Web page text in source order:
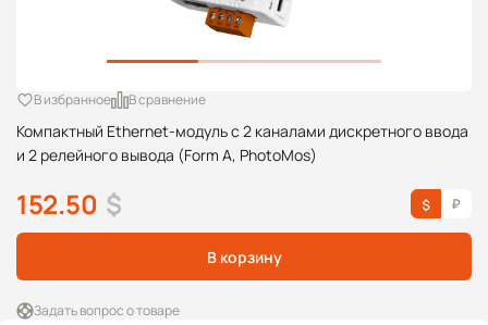
Компактный Ethernet-модуль с 2 каналами дискретного ввода
и 2 релейного вывода (Form A, PhotoMos)
В избранное В сравнение
152.50 $
В корзину
Задать вопрос о товаре